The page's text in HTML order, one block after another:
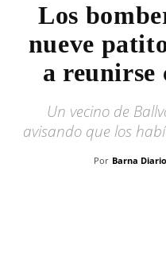
Los
nueve
a reunirse
Un vecino de
avisando que los
Por Barna Diario